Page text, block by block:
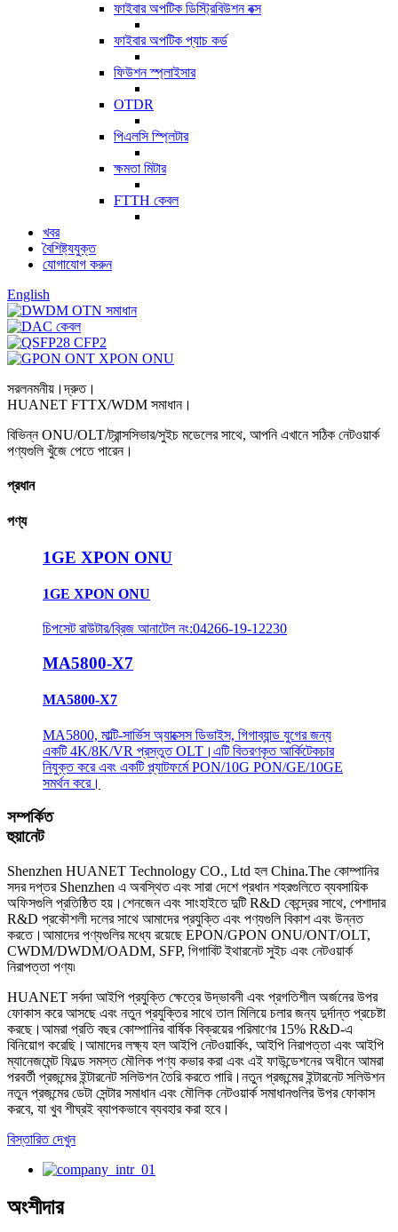
ফাইবার অপটিক ডিস্ট্রিবিউশন বক্স
ফাইবার অপটিক প্যাচ কর্ড
ফিউশন স্প্লাইসার
OTDR
পিএলসি স্প্লিটার
ক্ষমতা মিটার
FTTH কেবল
খবর
বৈশিষ্ট্যযুক্ত
যোগাযোগ করুন
English
সরলনমনীয়।দ্রুত।
HUANET FTTX/WDM সমাধান।
বিভিন্ন ONU/OLT/ট্রান্সসিভার/সুইচ মডেলের সাথে, আপনি এখানে সঠিক নেটওয়ার্ক
পণ্যগুলি খুঁজে পেতে পারেন।
প্রধান
পণ্য
1GE XPON ONU
1GE XPON ONU
চিপসেট রাউটার/ব্রিজ আনাটেল নং:04266-19-12230
MA5800-X7
MA5800-X7
MA5800, মাল্টি-সার্ভিস অ্যাক্সেস ডিভাইস, গিগাব্যান্ড যুগের জন্য
একটি 4K/8K/VR প্রস্তুত OLT।এটি বিতরণকৃত আর্কিটেকচার
নিযুক্ত করে এবং একটি প্ল্যাটফর্মে PON/10G PON/GE/10GE
সমর্থন করে।
সম্পর্কিত
হুয়ানেট
Shenzhen HUANET Technology CO., Ltd হল China.The কোম্পানির
সদর দপ্তর Shenzhen এ অবস্থিত এবং সারা দেশে প্রধান শহরগুলিতে ব্যবসায়িক
অফিসগুলি প্রতিষ্ঠিত হয়।শেনজেন এবং সাংহাইতে দুটি R&D কেন্দ্রের সাথে, পেশাদার
R&D প্রকৌশলী দলের সাথে আমাদের প্রযুক্তি এবং পণ্যগুলি বিকাশ এবং উন্নত
করতে।আমাদের পণ্যগুলির মধ্যে রয়েছে EPON/GPON ONU/ONT/OLT,
CWDM/DWDM/OADM, SFP, গিগাবিট ইথারনেট সুইচ এবং নেটওয়ার্ক
নিরাপত্তা পণ্য৷
HUANET সর্বদা আইপি প্রযুক্তি ক্ষেত্রে উদ্ভাবনী এবং প্রগতিশীল অর্জনের উপর
ফোকাস করে আসছে এবং নতুন প্রযুক্তির সাথে তাল মিলিয়ে চলার জন্য দুর্দান্ত প্রচেষ্টা
করছে।আমরা প্রতি বছর কোম্পানির বার্ষিক বিক্রয়ের পরিমাণের 15% R&D-এ
বিনিয়োগ করেছি।আমাদের লক্ষ্য হল আইপি নেটওয়ার্কিং, আইপি নিরাপত্তা এবং আইপি
ম্যানেজমেন্ট ফিল্ডে সমস্ত মৌলিক পণ্য কভার করা এবং এই ফাউন্ডেশনের অধীনে আমরা
পরবর্তী প্রজন্মের ইন্টারনেট সলিউশন তৈরি করতে পারি।নতুন প্রজন্মের ইন্টারনেট সলিউশন
নতুন প্রজন্মের ডেটা সেন্টার সমাধান এবং মৌলিক নেটওয়ার্ক সমাধানগুলির উপর ফোকাস
করবে, যা খুব শীঘ্রই ব্যাপকভাবে ব্যবহার করা হবে।
বিস্তারিত দেখুন
অংশীদার